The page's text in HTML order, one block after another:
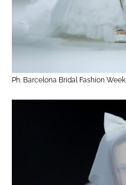
Ph. Barcelona Bridal Fashion Week